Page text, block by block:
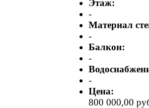
Этаж:
-
Материал
-
Балкон:
-
-
Цена:
800 000,00